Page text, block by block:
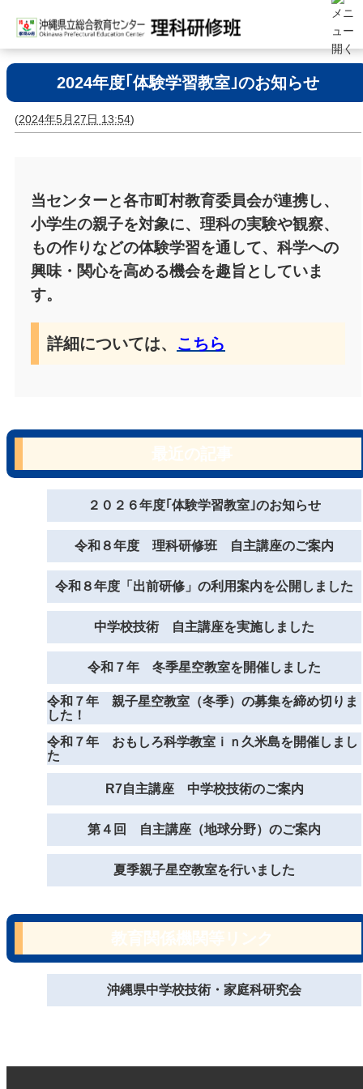
2024年度｢体験学習教室｣のお知らせ
(2024年5月27日 13:54)
当センターと各市町村教育委員会が連携し、
小学生の親子を対象に、理科の実験や観察、
もの作りなどの体験学習を通して、科学への
興味・関心を高める機会を趣旨としていま
す。
詳細については、 こちら
２０２６年度｢体験学習教室｣のお知らせ
令和８年度 理科研修班 自主講座のご案内
令和８年度「出前研修」の利用案内を公開しました
中学校技術 自主講座を実施しました
令和７年 冬季星空教室を開催しました
令和７年 親子星空教室（冬季）の募集を締め切りま
した！
令和７年 おもしろ科学教室ｉｎ久米島を開催しまし
た
R7自主講座 中学校技術のご案内
第４回 自主講座（地球分野）のご案内
夏季親子星空教室を行いました
沖縄県中学校技術・家庭科研究会